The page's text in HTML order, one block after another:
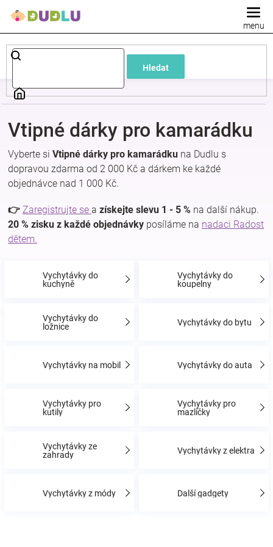
Hledat
Dětské
a
oblečení
Pokojíček
a
kojenecká
oblečení
Vtipné dárky pro kamarádku
Vyberte si Vtipné dárky pro kamarádku na Dudlu s
dopravou zdarma od 2 000 Kč a dárkem ke každé
objednávce nad 1 000 Kč.
👉 Zaregistrujte se a získejte slevu 1 - 5 % na další nákup.
20 % zisku z každé objednávky posíláme na nadaci Radost
dětem.
Vychytávky do
kuchyně
Vychytávky do
koupelny
Vychytávky do
ložnice
Vychytávky do bytu
Vychytávky na mobil Vychytávky do auta
Vychytávky pro
kutily
Vychytávky pro
mazlíčky
Vychytávky ze
zahrady
Vychytávky z elektra
Vychytávky z módy Další gadgety